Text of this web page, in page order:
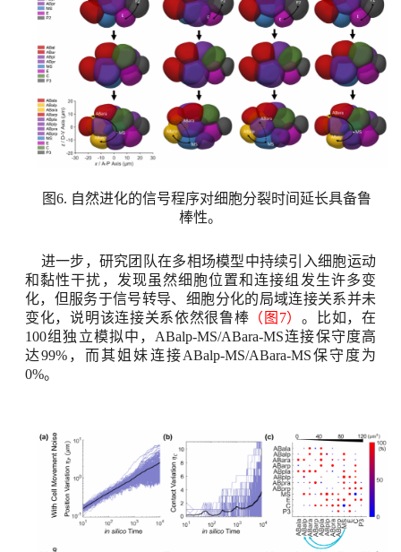
图6. 自然进化的信号程序对细胞分裂时间延长具备鲁
棒性。
进一步，研究团队在多相场模型中持续引入细胞运动
和黏性干扰，发现虽然细胞位置和连接组发生许多变
化，但服务于信号转导、细胞分化的局域连接关系并未
变化，说明该连接关系依然很鲁棒 （图 7）。比如，在
100组独立模拟中， ABalp-MS/ABara-MS连接保守度高
达99% ，而其姐妹连接ABalp-MS/ABara-MS保守度为
0%。